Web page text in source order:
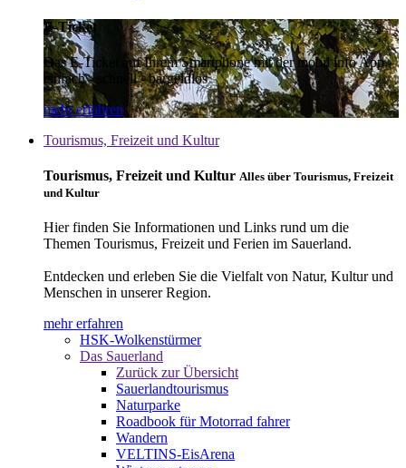
E-Ticket
Das E-Ticket auf Ihrem Smartphone mit der mobil info App -
einfach - schnell - bargeldlos
mehr erfahren
Tourismus, Freizeit und Kultur
Tourismus, Freizeit und Kultur Alles über Tourismus, Freizeit
und Kultur
Hier finden Sie Informationen und Links rund um die
Themen Tourismus, Freizeit und Ferien im Sauerland.
Entdecken und erleben Sie die Vielfalt von Natur, Kultur und
Menschen in unserer Region.
mehr erfahren
HSK-Wolkenstürmer
Das Sauerland
Zurück zur Übersicht
Sauerlandtourismus
Naturparke
Roadbook für Motorrad fahrer
Wandern
VELTINS-EisArena